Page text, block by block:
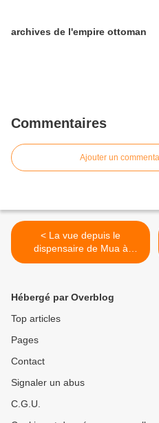
archives de l'empire ottoman
Commentaires
Ajouter un
< La vue depuis le
dispensaire de Mua à
marée basse ...
Hébergé par Overblog
Top articles
Pages
Contact
Signaler un abus
C.G.U.